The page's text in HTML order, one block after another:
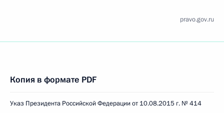
pravo.gov.ru
Копия в формате PDF
Указ Президента Российской Федерации от 10.08.2015 г. № 414